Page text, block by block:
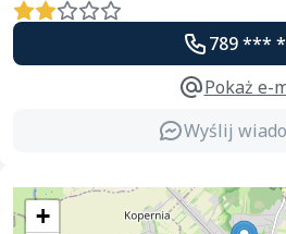
789 ***
Pokaż e-
Wyślij
+